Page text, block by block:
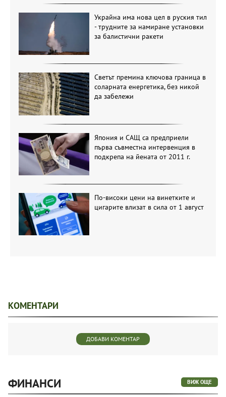
Украйна има нова цел в руския тил
- трудните за намиране установки
за балистични ракети
Светът премина ключова граница в
соларната енергетика, без никой
да забележи
Япония и САЩ са предприели
първа съвместна интервенция в
подкрепа на йената от 2011 г.
По-високи цени на винетките и
цигарите влизат в сила от 1 август
КОМЕНТАРИ
ДОБАВИ КОМЕНТАР
ФИНАНСИ ВИЖ ОЩЕ